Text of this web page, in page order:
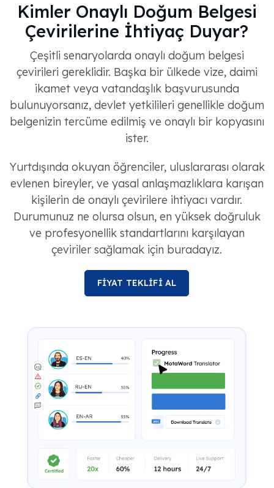
Kimler Onaylı Doğum Belgesi
Çevirilerine İhtiyaç Duyar?
Çeşitli senaryolarda onaylı doğum belgesi
çevirileri gereklidir. Başka bir ülkede vize, daimi
ikamet veya vatandaşlık başvurusunda
bulunuyorsanız, devlet yetkilileri genellikle doğum
belgenizin tercüme edilmiş ve onaylı bir kopyasını
ister.
Yurtdışında okuyan öğrenciler, uluslararası olarak
evlenen bireyler, ve yasal anlaşmazlıklara karışan
kişilerin de onaylı çevirilere ihtiyacı vardır.
Durumunuz ne olursa olsun, en yüksek doğruluk
ve profesyonellik standartlarını karşılayan
çeviriler sağlamak için buradayız.
FİYAT TEKLİFİ AL